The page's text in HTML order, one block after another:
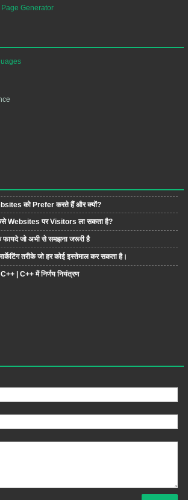
Generator
को Prefer करते हैं और क्यों?
Websites पर Visitors ला सकता है?
जो अभी से समझना जरूरी है
तरीके जो हर कोई इस्तेमाल कर सकता है।
| C++ में निर्णय नियंत्रण